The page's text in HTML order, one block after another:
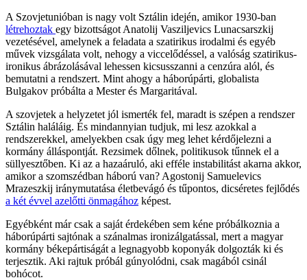
A Szovjetunióban is nagy volt Sztálin idején, amikor 1930-ban
létrehoztak egy bizottságot Anatolij Vasziljevics Lunacsarszkij
vezetésével, amelynek a feladata a szatirikus irodalmi és egyéb
művek vizsgálata volt, nehogy a viccelődéssel, a valóság szatirikus-
ironikus ábrázolásával lehessen kicsusszanni a cenzúra alól, és
bemutatni a rendszert. Mint ahogy a háborúpárti, globalista
Bulgakov próbálta a Mester és Margaritával.
A szovjetek a helyzetet jól ismerték fel, maradt is szépen a rendszer
Sztálin haláláig. És mindannyian tudjuk, mi lesz azokkal a
rendszerekkel, amelyekben csak úgy meg lehet kérdőjelezni a
kormány álláspontját. Rezsimek dőlnek, politikusok tűnnek el a
süllyesztőben. Ki az a hazaáruló, aki efféle instabilitást akarna akkor,
amikor a szomszédban háború van? Agostonij Samuelevics
Mrazeszkij iránymutatása életbevágó és tűpontos, dicséretes fejlődés
a két évvel azelőtti önmagához képest.
Egyébként már csak a saját érdekében sem kéne próbálkoznia a
háborúpárti sajtónak a szánalmas ironizálgatással, mert a magyar
kormány békepártiságát a legnagyobb koponyák dolgozták ki és
terjesztik. Aki rajtuk próbál gúnyolódni, csak magából csinál
bohócot.